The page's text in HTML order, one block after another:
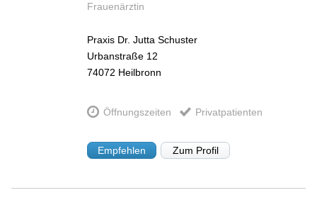
Frauenärztin
Praxis Dr. Jutta Schuster
Urbanstraße 12
74072 Heilbronn
Öffnungszeiten Privatpatienten
Empfehlen Zum Profil